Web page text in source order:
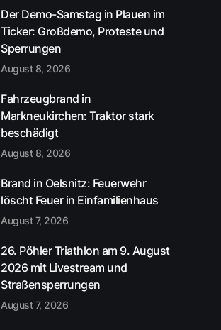
Der Demo-Samstag in Plauen im
Ticker: Großdemo, Proteste und
Sperrungen
August 8, 2026
Fahrzeugbrand in
Markneukirchen: Traktor stark
beschädigt
August 8, 2026
Brand in Oelsnitz: Feuerwehr
löscht Feuer in Einfamilienhaus
August 7, 2026
26. Pöhler Triathlon am 9. August
2026 mit Livestream und
Straßensperrungen
August 7, 2026